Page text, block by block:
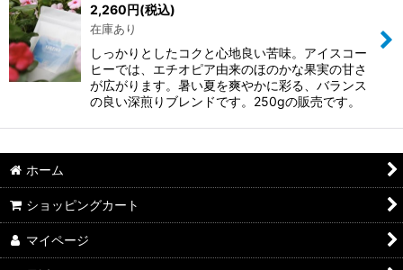
2,260円(税込)
在庫あり
しっかりとしたコクと心地良い苦味。アイスコー
ヒーでは、エチオピア由来のほのかな果実の甘さ
が広がります。暑い夏を爽やかに彩る、バランス
の良い深煎りブレンドです。250gの販売です。
ホーム
ショッピングカート
マイページ